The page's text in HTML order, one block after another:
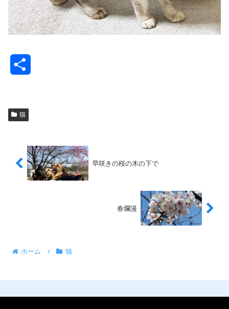
猫
早咲きの桜の木の下で
春爛漫
ホーム 猫